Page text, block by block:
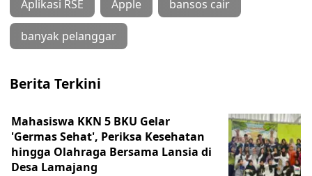
Aplikasi RSE Apple bansos cair
banyak pelanggar
Berita Terkini
Mahasiswa KKN 5 BKU Gelar
'Germas Sehat', Periksa Kesehatan
hingga Olahraga Bersama Lansia di
Desa Lamajang